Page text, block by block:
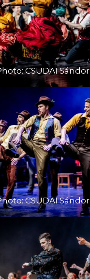
CSUDAI Sándor
CSUDAI Sándor